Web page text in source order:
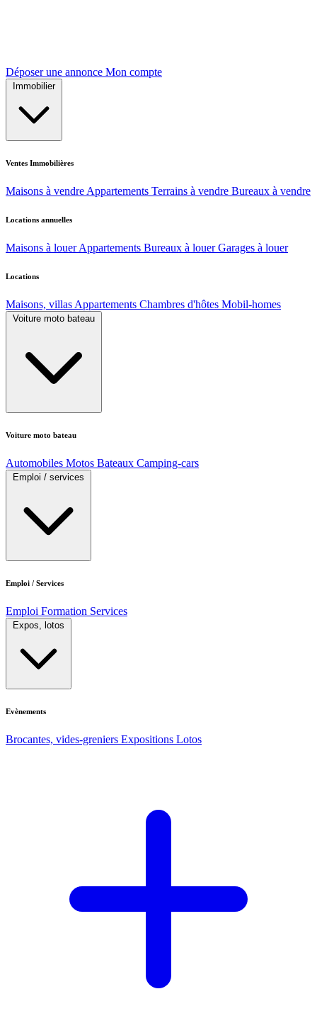
Déposer une annonce Mon compte
Immobilier
Ventes Immobilières
Maisons à vendre Appartements Terrains à vendre Bureaux à vendre
Locations annuelles
Maisons à louer Appartements Bureaux à louer Garages à louer
Locations
Maisons, villas Appartements Chambres d'hôtes Mobil-homes
Voiture moto bateau
Voiture moto bateau
Automobiles Motos Bateaux Camping-cars
Emploi / services
Emploi / Services
Emploi Formation Services
Expos, lotos
Evènements
Brocantes, vides-greniers Expositions Lotos